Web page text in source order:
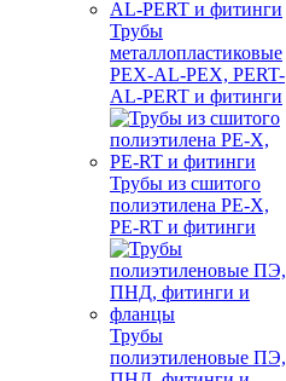
Трубы
металлопластиковые
PEX-AL-PEX, PERT-
AL-PERT и фитинги
Трубы из сшитого
полиэтилена PE-X,
PE-RT и фитинги
Трубы
полиэтиленовые ПЭ,